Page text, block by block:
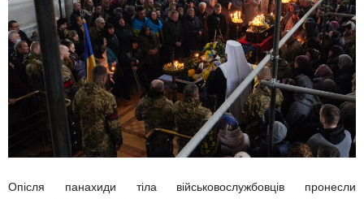
Опісля панахиди тіла військовослужбовців пронесли